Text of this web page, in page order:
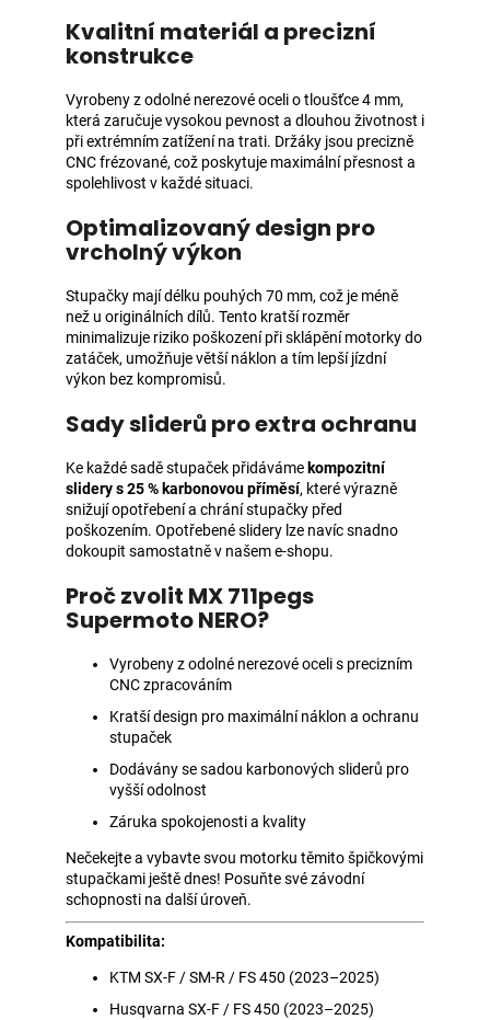
Kvalitní materiál a precizní
konstrukce
Vyrobeny z odolné nerezové oceli o tloušťce 4 mm,
která zaručuje vysokou pevnost a dlouhou životnost i
při extrémním zatížení na trati. Držáky jsou precizně
CNC frézované, což poskytuje maximální přesnost a
spolehlivost v každé situaci.
Optimalizovaný design pro
vrcholný výkon
Stupačky mají délku pouhých 70 mm, což je méně
než u originálních dílů. Tento kratší rozměr
minimalizuje riziko poškození při sklápění motorky do
zatáček, umožňuje větší náklon a tím lepší jízdní
výkon bez kompromisů.
Sady sliderů pro extra ochranu
Ke každé sadě stupaček přidáváme kompozitní
slidery s 25 % karbonovou příměsí, které výrazně
snižují opotřebení a chrání stupačky před
poškozením. Opotřebené slidery lze navíc snadno
dokoupit samostatně v našem e-shopu.
Proč zvolit MX 711pegs
Supermoto NERO?
Vyrobeny z odolné nerezové oceli s precizním
CNC zpracováním
Kratší design pro maximální náklon a ochranu
stupaček
Dodávány se sadou karbonových sliderů pro
vyšší odolnost
Záruka spokojenosti a kvality
Nečekejte a vybavte svou motorku těmito špičkovými
stupačkami ještě dnes! Posuňte své závodní
schopnosti na další úroveň.
Kompatibilita:
KTM SX-F / SM-R / FS 450 (2023–2025)
Husqvarna SX-F / FS 450 (2023–2025)